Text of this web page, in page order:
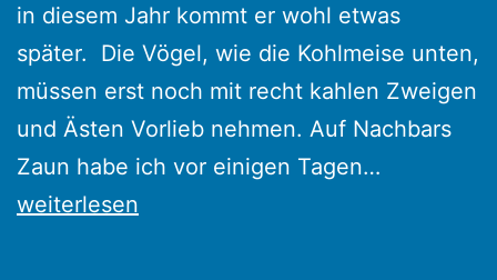
in diesem Jahr kommt er wohl etwas
später. Die Vögel, wie die Kohlmeise unten,
müssen erst noch mit recht kahlen Zweigen
und Ästen Vorlieb nehmen. Auf Nachbars
Zaun habe ich vor einigen Tagen…
weiterlesen